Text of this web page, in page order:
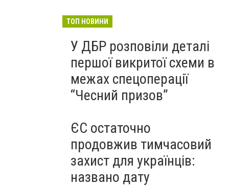
ТОП НОВИНИ
У ДБР розповіли деталі
першої викритої схеми в
межах спецоперації
“Чесний призов”
ЄС остаточно
продовжив тимчасовий
захист для українців:
названо дату